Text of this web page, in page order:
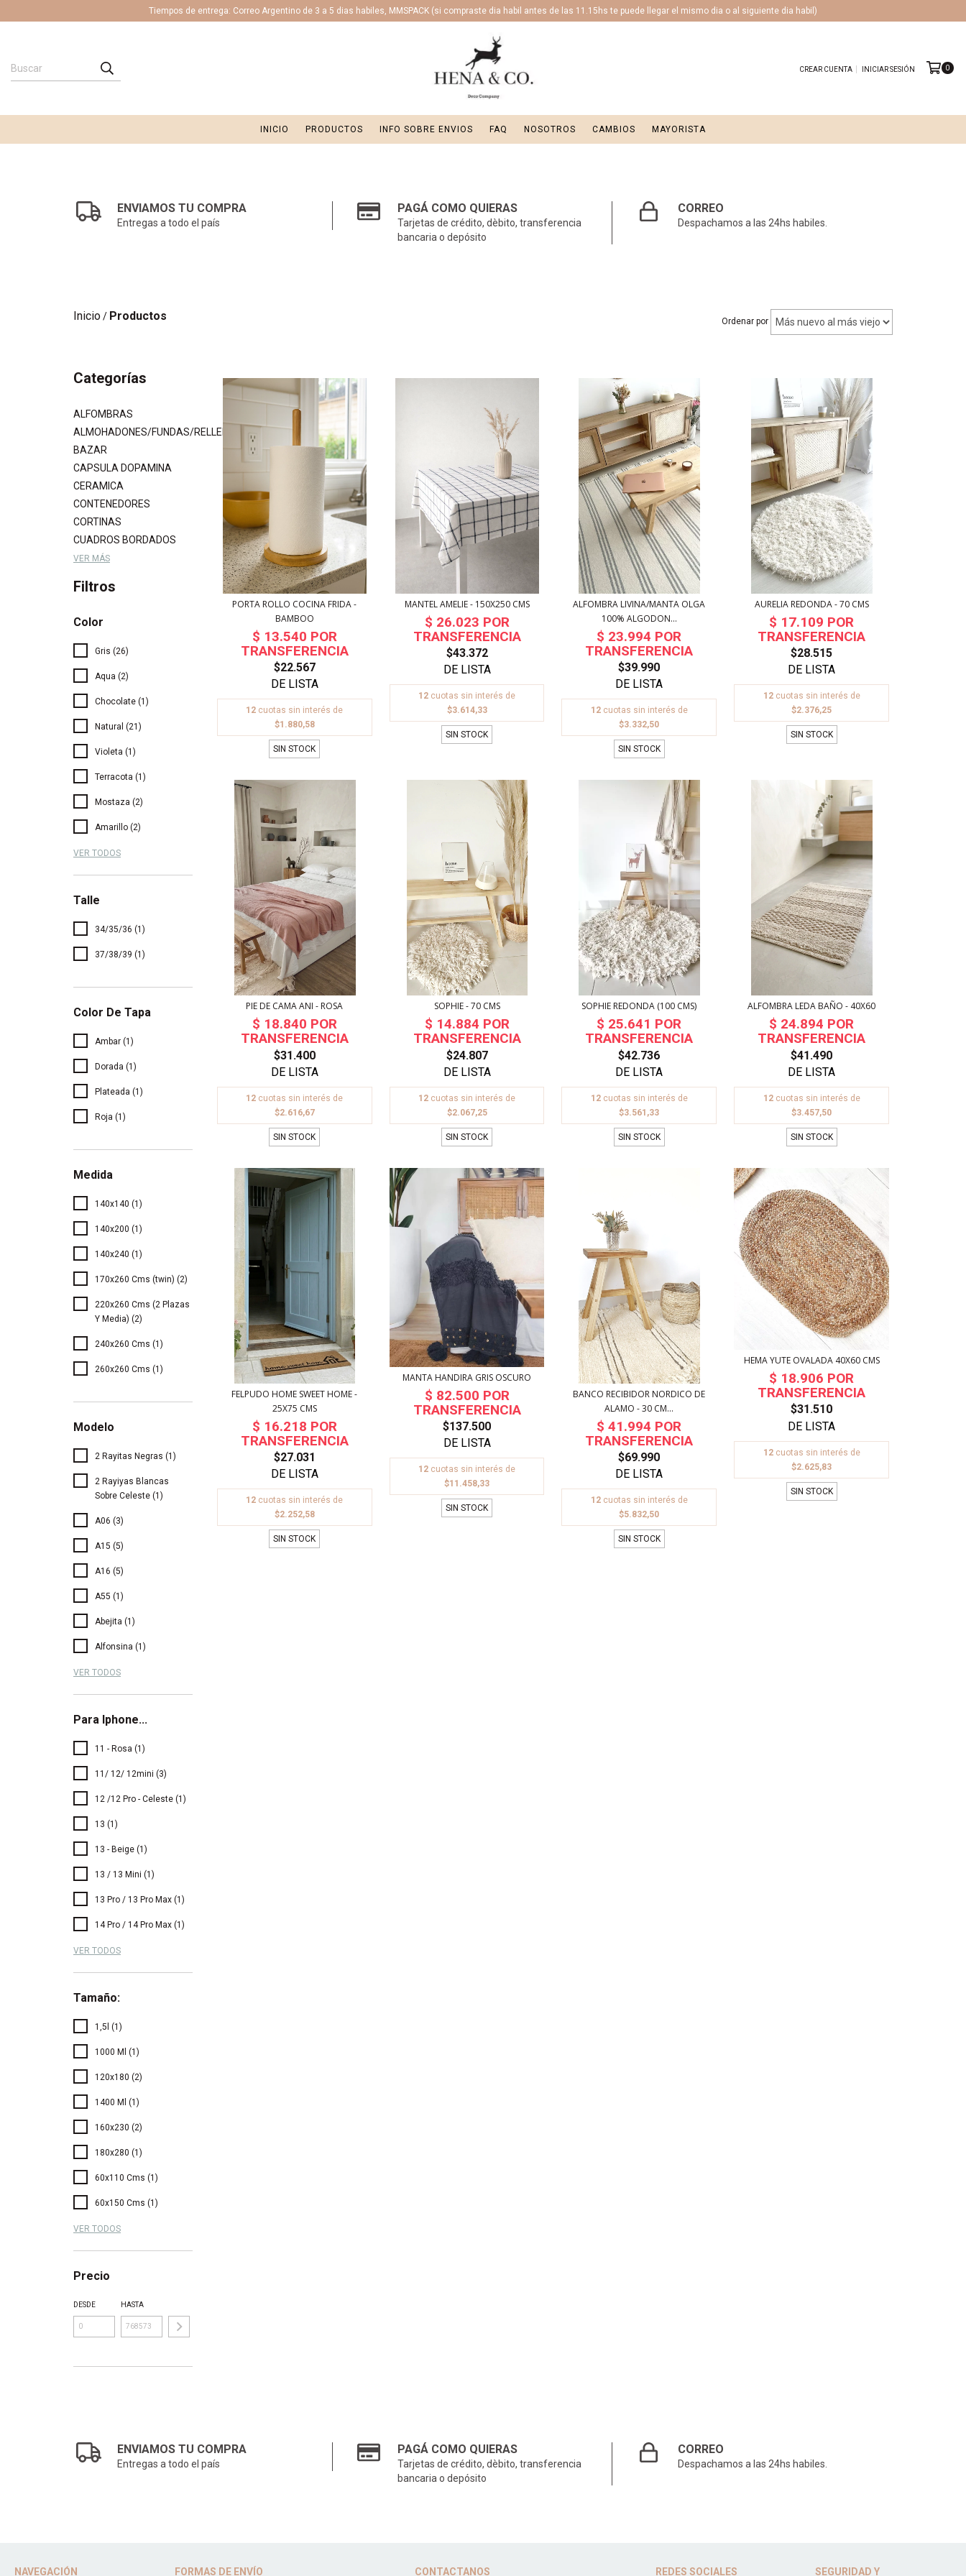
Tiempos de entrega: Correo Argentino de 3 a 5 dias habiles, MMSPACK (si compraste dia habil antes de las 11.15hs te puede llegar el mismo dia o al siguiente dia habil)
CREAR CUENTA INICIAR SESIÓN 0
INICIO PRODUCTOS INFO SOBRE ENVIOS FAQ NOSOTROS CAMBIOS MAYORISTA
ENVIAMOS TU COMPRA
Entregas a todo el país
PAGÁ COMO QUIERAS
Tarjetas de crédito, dèbito, transferencia
bancaria o depósito
CORREO
Despachamos a las 24hs habiles.
Inicio/ Productos Ordenar por
Categorías
ALFOMBRAS
ALMOHADONES/FUNDAS/RELLENOS
BAZAR
CAPSULA DOPAMINA
CERAMICA
CONTENEDORES
CORTINAS
CUADROS BORDADOS
VER MÁS
Filtros
Color
Gris (26)
Aqua (2)
Chocolate (1)
Natural (21)
Violeta (1)
Terracota (1)
Mostaza (2)
Amarillo (2)
VER TODOS
Talle
34/35/36 (1)
37/38/39 (1)
Color De Tapa
Ambar (1)
Dorada (1)
Plateada (1)
Roja (1)
Medida
140x140 (1)
140x200 (1)
140x240 (1)
170x260 Cms (twin) (2)
220x260 Cms (2 Plazas
Y Media) (2)
240x260 Cms (1)
260x260 Cms (1)
Modelo
2 Rayitas Negras (1)
2 Rayiyas Blancas
Sobre Celeste (1)
A06 (3)
A15 (5)
A16 (5)
A55 (1)
Abejita (1)
Alfonsina (1)
VER TODOS
Para Iphone...
11 - Rosa (1)
11/ 12/ 12mini (3)
12 /12 Pro - Celeste (1)
13 (1)
13 - Beige (1)
13 / 13 Mini (1)
13 Pro / 13 Pro Max (1)
14 Pro / 14 Pro Max (1)
VER TODOS
Tamaño:
1,5l (1)
1000 Ml (1)
120x180 (2)
1400 Ml (1)
160x230 (2)
180x280 (1)
60x110 Cms (1)
60x150 Cms (1)
VER TODOS
Precio
DESDE HASTA
PORTA ROLLO COCINA FRIDA -
BAMBOO
$22.567
12 cuotas sin interés de
$1.880,58
SIN STOCK
MANTEL AMELIE - 150X250 CMS
$43.372
12 cuotas sin interés de
$3.614,33
SIN STOCK
ALFOMBRA LIVINA/MANTA OLGA
100% ALGODON...
$39.990
12 cuotas sin interés de
$3.332,50
SIN STOCK
AURELIA REDONDA - 70 CMS
$28.515
12 cuotas sin interés de
$2.376,25
SIN STOCK
PIE DE CAMA ANI - ROSA
$31.400
12 cuotas sin interés de
$2.616,67
SIN STOCK
SOPHIE - 70 CMS
$24.807
12 cuotas sin interés de
$2.067,25
SIN STOCK
SOPHIE REDONDA (100 CMS)
$42.736
12 cuotas sin interés de
$3.561,33
SIN STOCK
ALFOMBRA LEDA BAÑO - 40X60
$41.490
12 cuotas sin interés de
$3.457,50
SIN STOCK
FELPUDO HOME SWEET HOME -
25X75 CMS
$27.031
12 cuotas sin interés de
$2.252,58
SIN STOCK
MANTA HANDIRA GRIS OSCURO
$137.500
12 cuotas sin interés de
$11.458,33
SIN STOCK
BANCO RECIBIDOR NORDICO DE
ALAMO - 30 CM...
$69.990
12 cuotas sin interés de
$5.832,50
SIN STOCK
HEMA YUTE OVALADA 40X60 CMS
$31.510
12 cuotas sin interés de
$2.625,83
SIN STOCK
ENVIAMOS TU COMPRA
Entregas a todo el país
PAGÁ COMO QUIERAS
Tarjetas de crédito, dèbito, transferencia
bancaria o depósito
CORREO
Despachamos a las 24hs habiles.
NAVEGACIÓN FORMAS DE ENVÍO CONTACTANOS REDES SOCIALES SEGURIDAD Y